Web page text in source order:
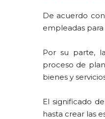
De acuerdo
empleadas
Por su parte,
proceso de
bienes y
El significado
hasta crear las